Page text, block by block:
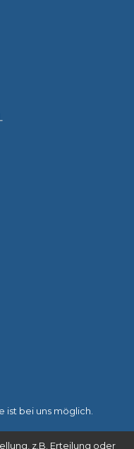
ist bei uns möglich.
z.B. Erteilung oder